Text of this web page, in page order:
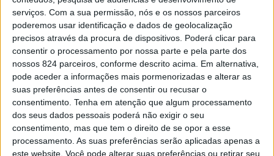
serviços. Com a sua permissão, nós e os nossos parceiros
poderemos usar identificação e dados de geolocalização
precisos através da procura de dispositivos. Poderá clicar para
consentir o processamento por nossa parte e pela parte dos
nossos 824 parceiros, conforme descrito acima. Em alternativa,
pode aceder a informações mais pormenorizadas e alterar as
suas preferências antes de consentir ou recusar o
consentimento. Tenha em atenção que algum processamento
dos seus dados pessoais poderá não exigir o seu
consentimento, mas que tem o direito de se opor a esse
processamento. As suas preferências serão aplicadas apenas a
este website. Você pode alterar suas preferências ou retirar seu
dúvidas.
Nós não vamos ser consumido pelos “e se”,
quando tentarmos adormecer à noite. Nós não
vamos preocupar-nos com datas de validade,
porque o amor não tem prazo. As coisas vão
parecer simples, não vão parecer tão obscuras.
Todos nós deveríamos encontrar este tipo de
amor. Algo mútuo, o tipo de sentimento que só